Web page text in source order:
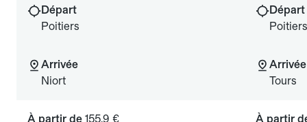
Départ
Poitiers
Arrivée
Niort
À partir de 155,9 €
Départ
Poitiers
Arrivée
Tours
À partir